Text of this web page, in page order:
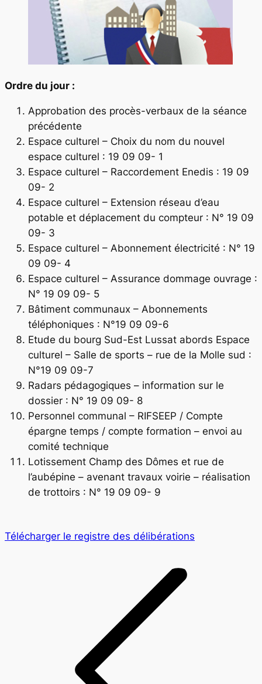
Ordre du jour :
Approbation des procès-verbaux de la séance
précédente
Espace culturel – Choix du nom du nouvel
espace culturel : 19 09 09- 1
Espace culturel – Raccordement Enedis : 19 09
09- 2
Espace culturel – Extension réseau d’eau
potable et déplacement du compteur : N° 19 09
09- 3
Espace culturel – Abonnement électricité : N° 19
09 09- 4
Espace culturel – Assurance dommage ouvrage :
N° 19 09 09- 5
Bâtiment communaux – Abonnements
téléphoniques : N°19 09 09-6
Etude du bourg Sud-Est Lussat abords Espace
culturel – Salle de sports – rue de la Molle sud :
N°19 09 09-7
Radars pédagogiques – information sur le
dossier : N° 19 09 09- 8
Personnel communal – RIFSEEP / Compte
épargne temps / compte formation – envoi au
comité technique
Lotissement Champ des Dômes et rue de
l’aubépine – avenant travaux voirie – réalisation
de trottoirs : N° 19 09 09- 9
Télécharger le registre des délibérations